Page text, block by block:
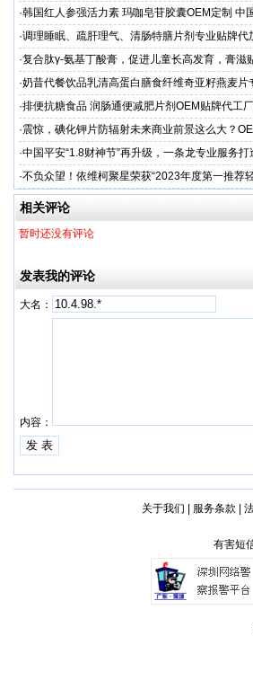
保肾取石术
·韩国红人参强活力素 玛咖皂苷胶囊OEM定制 中
造商
·调理睡眠、疏肝理气、清肠特膳片剂专业贴牌代
专业
·复合肽γ-氨基丁酸膏，促进儿童长高发育，膏滋
工厂家
·奶昔代餐饮品乳清高蛋白膳食纤维奇亚籽燕麦片
厂家
·排便抗糖食品 润肠通便减肥片剂OEM贴牌代工
业
·震惊，碘化钾片防辐射未来商业前景这么大？
务商
·中国平安“1.8财神节”再升级，一条龙专业服务打
户体验
·不负众望！依维柯聚星荣获“2023年度第一推荐
相关评论
暂时还没有评论
发表我的评论
大名：
内容：
关于我们 服务条款
有害短